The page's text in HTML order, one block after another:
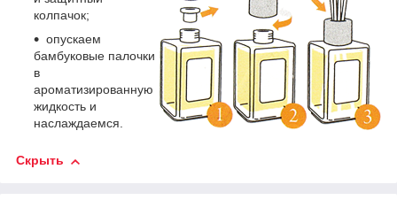
колпачок;
опускаем
бамбуковые палочки
в
ароматизированную
жидкость и
наслаждаемся.
Скрыть